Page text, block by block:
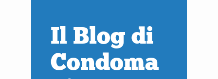
Il Blog di
Condoma